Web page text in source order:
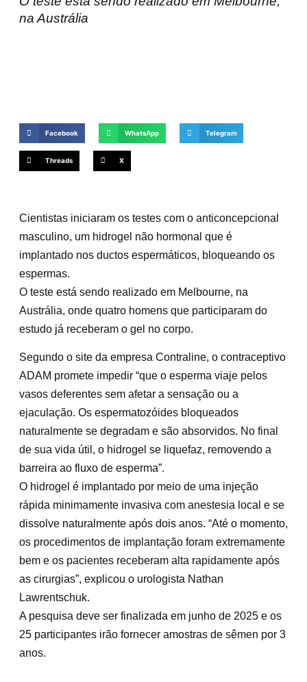
na Austrália
Facebook WhatsApp Telegram
Threads X
Cientistas iniciaram os testes com o anticoncepcional
masculino, um hidrogel não hormonal que é
implantado nos ductos espermáticos, bloqueando os
espermas.
O teste está sendo realizado em Melbourne, na
Austrália, onde quatro homens que participaram do
estudo já receberam o gel no corpo.
Segundo o site da empresa Contraline, o contraceptivo
ADAM promete impedir “que o esperma viaje pelos
vasos deferentes sem afetar a sensação ou a
ejaculação. Os espermatozóides bloqueados
naturalmente se degradam e são absorvidos. No final
de sua vida útil, o hidrogel se liquefaz, removendo a
barreira ao fluxo de esperma”.
O hidrogel é implantado por meio de uma injeção
rápida minimamente invasiva com anestesia local e se
dissolve naturalmente após dois anos. “Até o momento,
os procedimentos de implantação foram extremamente
bem e os pacientes receberam alta rapidamente após
as cirurgias”, explicou o urologista Nathan
Lawrentschuk.
A pesquisa deve ser finalizada em junho de 2025 e os
25 participantes irão fornecer amostras de sêmen por 3
anos.